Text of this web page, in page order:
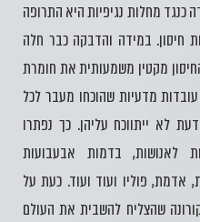
כנגד מחלות נגיפיות היא התרופה
חיסון. במידה והדבקה כבר חלה
מקטין משמעותית את חומרת
מדעיות שהוכחו מעבר לכל
לא ייתווכח עליהן. כך נפתרו
לאנושות, בדמות אבעבועות
אדמת, פוליו ועוד ועוד. כעת על
שהצליח להשבית את העולם